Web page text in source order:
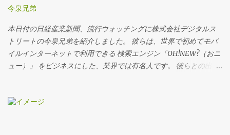
いる、というもの。低所得者を救うディスカウントが、労働賃金
の事例も、１０年位前の日本をほうふつとさせました。 派遣契約
のパイロットやキャビンアテンダントの話は、高額な社会保障費
の会社負担軽減へとつながります。 ドイツのハードディスカウン
トストアの事例は、さらに日本的です。 従業員をマニュアルで縛
ではありません。 ルーマニアの養豚場は、米国資本ですので、デ
今泉兄弟
本日付の日経産業新聞、流行ウォッチングに株式会社デジタルス
トリートの今泉兄弟を紹介しました。 彼らは、世界で初めてモバ
イルインターネットで利用できる 検索エンジン「OH!NEW?（おニ
ュー）」 をビジネスにした、業界では有名人です。 彼らとの出会
だきました。 当時も、そして現在も彼らのアイデアのすばらしさ